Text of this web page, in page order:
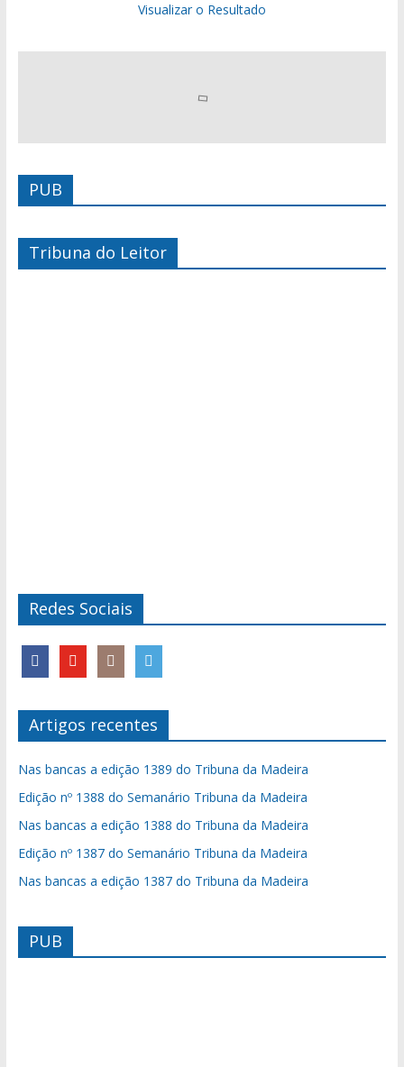
Visualizar o Resultado
PUB
Tribuna do Leitor
Redes Sociais
Artigos recentes
Nas bancas a edição 1389 do Tribuna da Madeira
Edição nº 1388 do Semanário Tribuna da Madeira
Nas bancas a edição 1388 do Tribuna da Madeira
Edição nº 1387 do Semanário Tribuna da Madeira
Nas bancas a edição 1387 do Tribuna da Madeira
PUB